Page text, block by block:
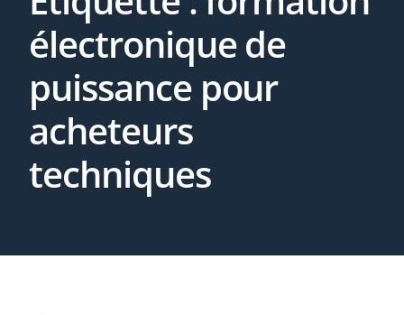
électronique de
puissance pour
acheteurs
techniques